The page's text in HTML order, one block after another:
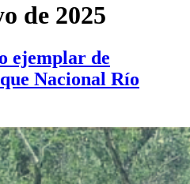
de 2025
ejemplar de
Nacional Río